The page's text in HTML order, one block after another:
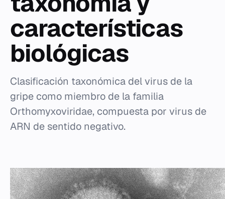
características
biológicas
Clasificación taxonómica del virus de la
gripe como miembro de la familia
Orthomyxoviridae, compuesta por virus de
ARN de sentido negativo.